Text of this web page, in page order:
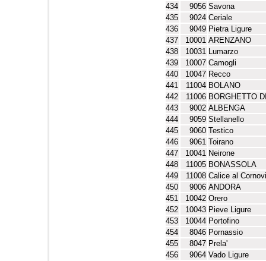
434
9056 Savona
435
9024 Ceriale
436
9049 Pietra Ligure
437
10001 ARENZANO
438
10031 Lumarzo
439
10007 Camogli
440
10047 Recco
441
11004 BOLANO
442
11006 BORGHETTO
443
9002 ALBENGA
444
9059 Stellanello
445
9060 Testico
446
9061 Toirano
447
10041 Neirone
448
11005 BONASSOLA
449
11008 Calice al
450
9006 ANDORA
451
10042 Orero
452
10043 Pieve Ligure
453
10044 Portofino
454
8046 Pornassio
455
8047 Prela'
456
9064 Vado Ligure